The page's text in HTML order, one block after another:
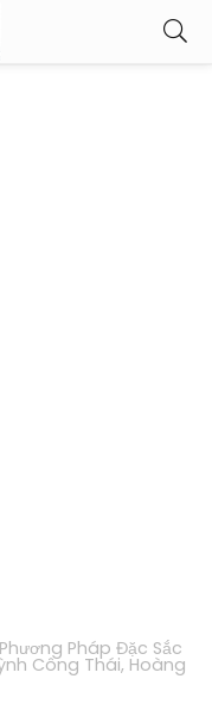
Pháp Đặc Sắc
Công Thái, Hoàng